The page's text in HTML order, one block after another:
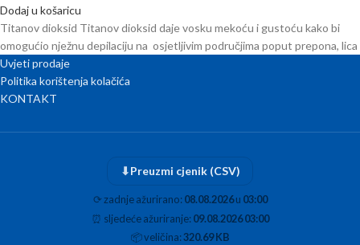
Dodaj u košaricu
Titanov dioksid Titanov dioksid daje vosku mekoću i gustoću kako bi
omogućio nježnu depilaciju na osjetljivim područjima poput prepona, lica
Uvjeti prodaje
Politika korištenja kolačića
KONTAKT
⬇Preuzmi cjenik (CSV)
⟳zadnje ažurirano:08.08.2026u 03:00
⏰ sljedeće ažuriranje:09.08.2026 03:00
📦veličina:320.69 KB